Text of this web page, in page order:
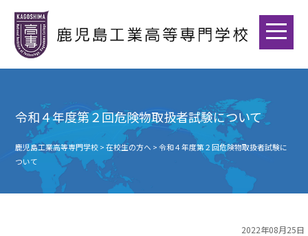
令和４年度第２回危険物取扱者試験について
鹿児島工業高等専門学校>在校生の方へ >令和４年度第２回危険物取扱者試験に
ついて
2022年08月25日